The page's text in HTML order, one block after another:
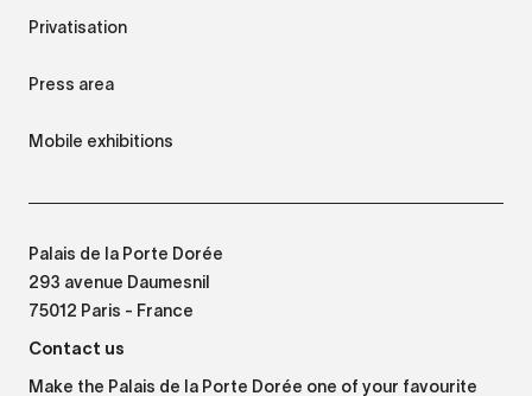
Privatisation
Press area
Mobile exhibitions
Palais de la Porte Dorée
293 avenue Daumesnil
75012 Paris - France
Contact us
Make the Palais de la Porte Dorée one of your favourite